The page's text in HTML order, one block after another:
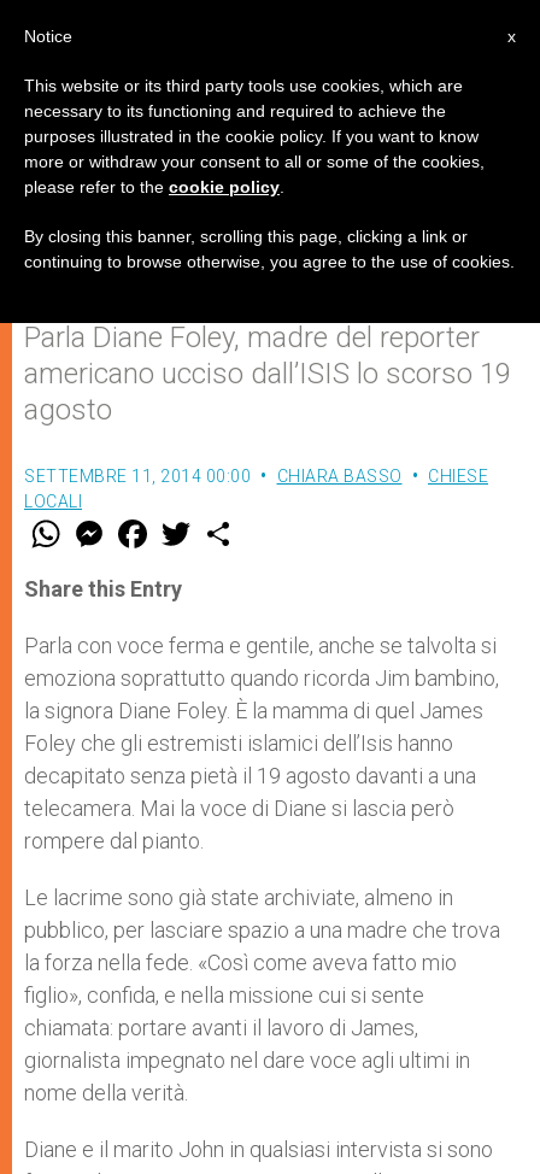
La madre di James Foley: "Prego
perché mio figlio non sia morto
invano"
Parla Diane Foley, madre del reporter
americano ucciso dall’ISIS lo scorso 19
agosto
SETTEMBRE 11, 2014 00:00 CHIARA BASSO
CHIESE
LOCALI
W
t
s
p
p
M
e
s
e
g
e
r
F
a
e
b
o
k
w
r
Share this Entry
Parla con voce ferma e gentile, anche se talvolta si
emoziona soprattutto quando ricorda Jim bambino,
la signora Diane Foley. È la mamma di quel James
Foley che gli estremisti islamici dell’Isis hanno
decapitato senza pietà il 19 agosto davanti a una
telecamera. Mai la voce di Diane si lascia però
rompere dal pianto.
Le lacrime sono già state archiviate, almeno in
pubblico, per lasciare spazio a una madre che trova
la forza nella fede. «Così come aveva fatto mio
figlio», confida, e nella missione cui si sente
chiamata: portare avanti il lavoro di James,
giornalista impegnato nel dare voce agli ultimi in
nome della verità.
Diane e il marito John in qualsiasi intervista si sono
x
Notice
This website or its third party tools use cookies, which are
necessary to its functioning and required to achieve the
purposes illustrated in the cookie policy. If you want to know
more or withdraw your consent to all or some of the cookies,
please refer to the cookie policy
By closing this banner, scrolling this page, clicking a link or
continuing to browse otherwise, you agree to the use of cookies.